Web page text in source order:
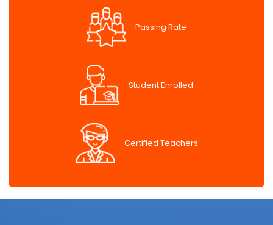
Passing Rate
Student Enrolled
Certified Teachers